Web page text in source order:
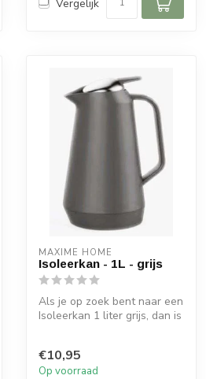
Vergelijk
MAXIME HOME
Isoleerkan - 1L - grijs
Als je op zoek bent naar een
Isoleerkan 1 liter grijs, dan is
€10,95
Op voorraad